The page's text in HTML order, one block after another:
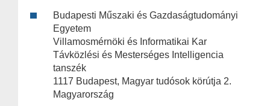
Budapesti Műszaki és Gazdaságtudományi
Egyetem
Villamosmérnöki és Informatikai Kar
Távközlési és Mesterséges Intelligencia
tanszék
1117 Budapest, Magyar tudósok körútja 2.
Magyarország